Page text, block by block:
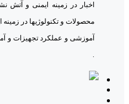
اخبار در زمینه ایمنی و آتش
محصولات و تکنولوژیها در
آموزشی و عملکرد تجهیزات و
.